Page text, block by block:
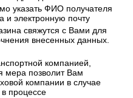
указать ФИО получателя
и электронную почту
свяжутся с Вами для
внесенных данных.
компанией,
мера позволит Вам
компании в случае
процессе